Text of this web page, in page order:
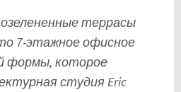
террасы
7-этажное офисное
формы, которое
студия Eric